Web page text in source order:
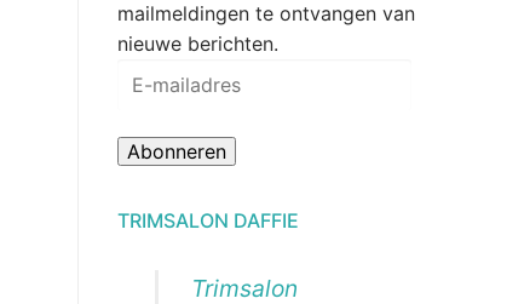
mailmeldingen te ontvangen van
nieuwe berichten.
E-
Abonneren
TRIMSALON DAFFIE
Trimsalon